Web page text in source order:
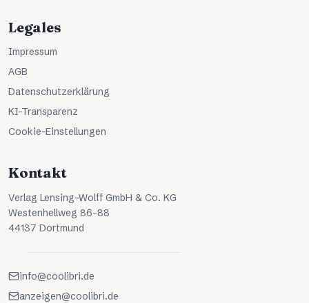
Legales
Impressum
AGB
Datenschutzerklärung
KI-Transparenz
Cookie-Einstellungen
Kontakt
Verlag Lensing-Wolff GmbH & Co. KG
Westenhellweg 86-88
44137 Dortmund
info@coolibri.de
anzeigen@coolibri.de